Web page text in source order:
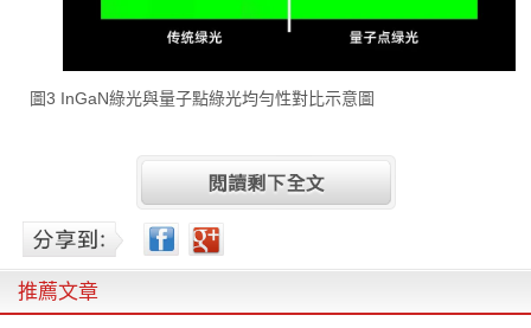
圖3 InGaN綠光與量子點綠光均勻性對比示意圖
推薦文章